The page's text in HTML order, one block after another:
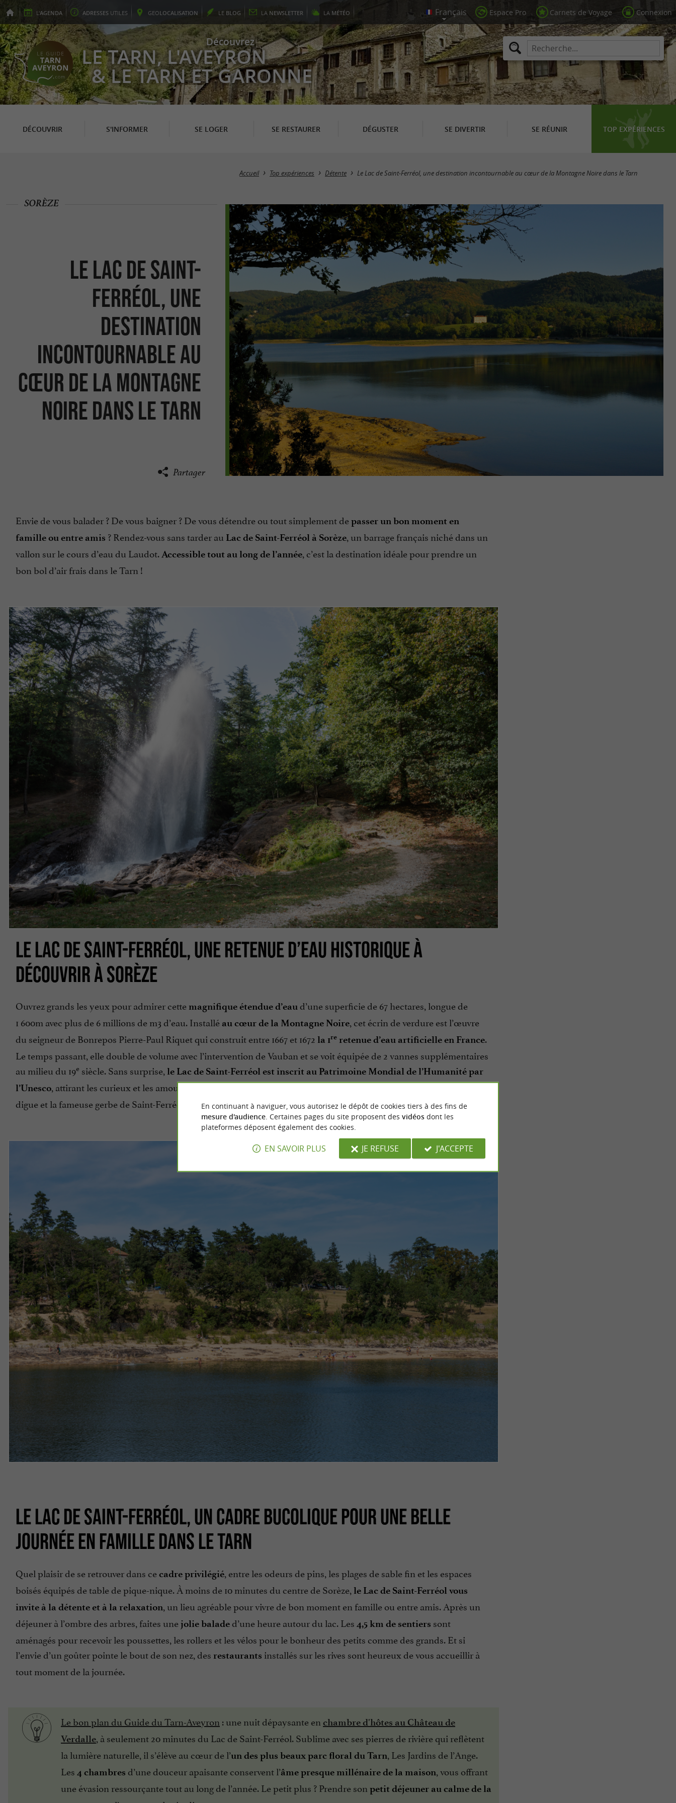
L'AGENDA ADRESSES UTILES GEOLOCALISATION LE BLOG LA NEWSLETTER LA MÉTÉO Espace Pro Carnets de Voyage Connexion
Découvrez
LE TARN, L'AVEYRON
& LE TARN ET GARONNE
DÉCOUVRIR S'INFORMER SE LOGER SE RESTAURER DÉGUSTER SE DIVERTIR SE RÉUNIR TOP EXPÉRIENCES
Accueil Top expériences Détente Le Lac de Saint-Ferréol, une destination incontournable au cœur de la Montagne Noire dans le Tarn
Le Lac de Saint-
Ferréol, une
destination
incontournable au
cœur de la Montagne
Noire dans le Tarn
SORÈZE
Partager
Envie de vous balader ? De vous baigner ? De vous détendre ou tout simplement depasser un bon moment en
famille ou entre amis ? Rendez-vous sans tarder au Lac de Saint-Ferréol à Sorèze, un barrage français niché dans un
vallon sur le cours d’eau du Laudot.Accessible tout au long de l’année, c’est la destination idéale pour prendre un
bon bol d’air frais dans le Tarn !
LE LAC DE SAINT-FERRÉOL, UNE RETENUE D’EAU HISTORIQUE À
DÉCOUVRIR À SORÈZE
Ouvrez grands les yeux pour admirer cette magnifique étendue d’eaud’une superficie de 67 hectares, longue de
1 600m avec plus de 6 millions de m3 d’eau. Installé au cœur de la Montagne Noire, cet écrin de verdure est l’œuvre
du seigneur de Bonrepos Pierre-Paul Riquet qui construit entre 1667 et 1672 la 1re retenue d’eau artificielle en France.
Le temps passant, elle double de volume avec l’intervention de Vauban et se voit équipée de 2 vannes supplémentaires
au milieu du 19e siècle. Sans surprise, le Lac de Saint-Ferréol est inscrit au Patrimoine Mondial de l’Humanité par
l’Unesco, attirant les curieux et les amoureux de la nature qui découvrent les cascades, le parc à l’anglaise, le mur de
digue et la fameuse gerbe de Saint-Ferréol.
LE LAC DE SAINT-FERRÉOL, UN CADRE BUCOLIQUE POUR UNE BELLE
JOURNÉE EN FAMILLE DANS LE TARN
Quel plaisir de se retrouver dans cecadre privilégié, entre les odeurs de pins, les plages de sable fin et les espaces
boisés équipés de table de pique-nique. À moins de 10 minutes du centre de Sorèze, le Lac de Saint-Ferréol vous
invite à la détente et à la relaxation, un lieu agréable pour vivre de bon moment en famille ou entre amis. Après un
déjeuner à l’ombre des arbres, faites unejolie baladed’une heure autour du lac. Les 4,5 km de sentiers sont
aménagés pour recevoir les poussettes, les rollers et les vélos pour le bonheur des petits comme des grands. Et si
l’envie d’un goûter pointe le bout de son nez, des restaurants installés sur les rives sont heureux de vous accueillir à
tout moment de la journée.
Le bon plan du Guide du Tarn-Aveyron : une nuit dépaysante en chambre d'hôtes au Château de
Verdalle, à seulement 20 minutes du Lac de Saint-Ferréol. Sublime avec ses pierres de rivière qui reflètent
la lumière naturelle, il s’élève au cœur de l’un des plus beaux parc floral du Tarn, Les Jardins de l’Ange.
Les 4 chambres d’une douceur apaisante conservent l’âme presque millénaire de la maison, vous offrant
une évasion ressourçante tout au long de l’année. Le petit plus ? Prendre son petit déjeuner au calme de la
En continuant à naviguer, vous autorisez le dépôt de cookies tiers à des fins de
mesure d'audience. Certaines pages du site proposent des vidéosdont les
plateformes déposent également des cookies.
EN SAVOIR PLUS JE REFUSE J'ACCEPTE